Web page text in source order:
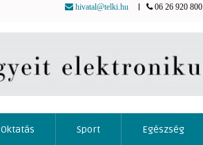
hivatal@telki.hu 06 26 920 800
Oktatás Sport Egészség